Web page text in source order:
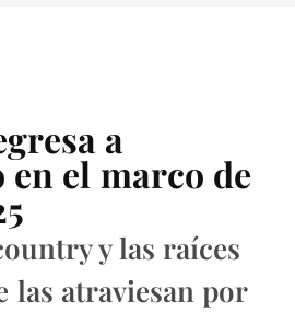
a
el marco de
y las raíces
las atraviesan por